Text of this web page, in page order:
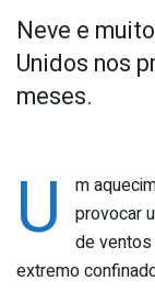
Neve e
Unidos nos
meses.
U
m
provocar
de ventos
extremo